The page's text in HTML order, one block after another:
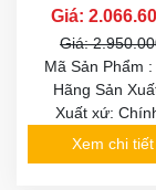
Giá:
Giá:
Mã Sản Phẩm
Hãng Sản
Xuất xứ:
Xem chi tiết